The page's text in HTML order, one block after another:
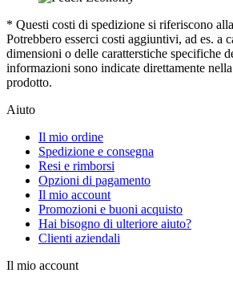
* Questi costi di spedizione si riferiscono
Potrebbero esserci costi aggiuntivi, ad es. a
dimensioni o delle caratterstiche specifiche
informazioni sono indicate direttamente
prodotto.
Aiuto
Il mio ordine
Spedizione e consegna
Resi e rimborsi
Opzioni di pagamento
Il mio account
Promozioni e buoni acquisto
Hai bisogno di ulteriore aiuto?
Clienti aziendali
Il mio account